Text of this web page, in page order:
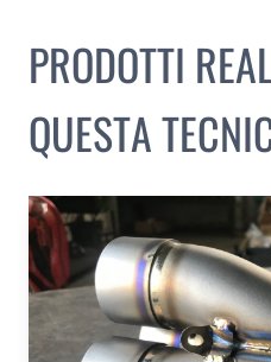
PRODOTTI
QUESTA